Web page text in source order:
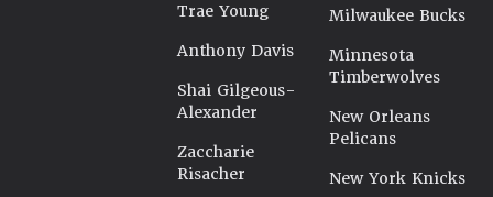
Trae Young
Anthony Davis
Shai Gilgeous-
Alexander
Zaccharie
Risacher
Milwaukee Bucks
Minnesota
Timberwolves
New Orleans
Pelicans
New York Knicks